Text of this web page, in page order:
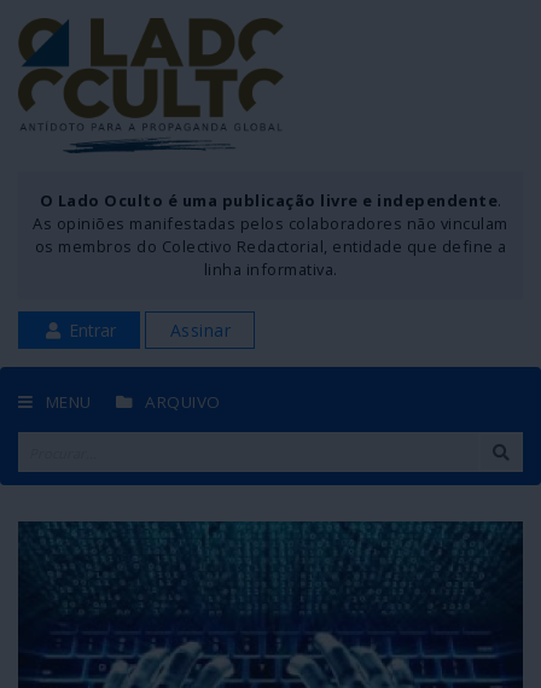
O Lado Oculto é uma publicação livre e independente.
As opiniões manifestadas pelos colaboradores não vinculam
os membros do Colectivo Redactorial, entidade que define a
linha informativa.
Entrar Assinar
MENU ARQUIVO